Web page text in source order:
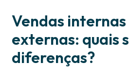
Vendas internas
externas: quais
diferenças?